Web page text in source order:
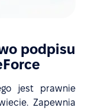
podpisu
jest prawnie
Zapewnia